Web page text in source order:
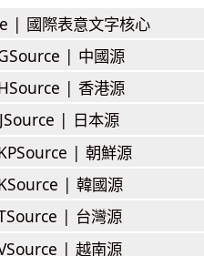
| 國際表意文字核心
| 中國源
| 香港源
| 日本源
| 朝鮮源
| 韓國源
| 台灣源
| 越南源